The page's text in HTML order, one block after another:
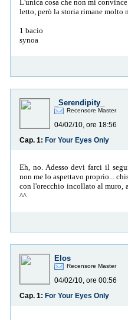
L'unica cosa che non mi
letto, però la storia rimane molto
1 bacio
synoa
_Serendipity_
Recensore Master
04/02/10, ore 18:56
Cap. 1: For Your Eyes Only
Eh, no. Adesso devi farci il
non me lo aspettavo proprio...
con l'orecchio incollato al muro,
^^
Elos
Recensore Master
04/02/10, ore 00:56
Cap. 1: For Your Eyes Only